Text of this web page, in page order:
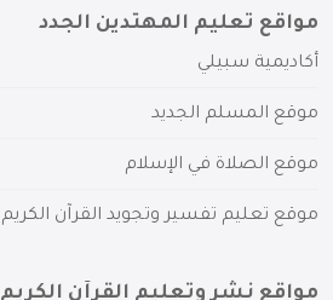
مواقع تعليم المهتدين الجدد
أكاديمية سبيلي
موقع المسلم الجديد
موقع الصلاة في الإسلام
موقع تعليم تفسير وتجويد القرآن الكريم
مواقع نشر وتعليم القرآن الكريم